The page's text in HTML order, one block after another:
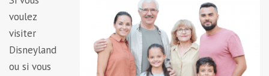
voulez
visiter
Disneyland
ou si vous